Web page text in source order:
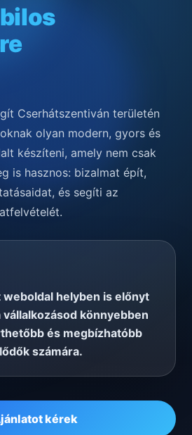
Cserhátszentiván területén
olyan modern, gyors és
készíteni, amely nem csak
is hasznos: bizalmat épít,
és segíti az
helyben is előnyt
vállalkozásod könnyebben
és megbízhatóbb
számára.
kérek